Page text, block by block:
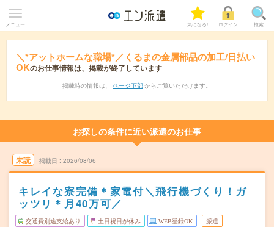
メニュー 気になる! ログイン 検索
＼*アットホームな職場*／くるまの金属部品の加工/日払い
OKのお仕事情報は、掲載が終了しています
掲載時の情報は、 ページ下部 からご覧いただけます。
お探しの条件に近い派遣のお仕事
未読 掲載日 2026/08/06
キレイな寮完備＊家電付＼飛行機づくり！ガ
ッツリ＊月40万可／
交通費別途支給あり 土日祝日が休み WEB登録OK 派遣